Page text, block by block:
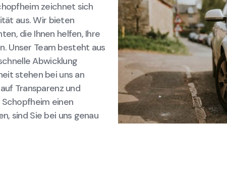
zeichnet sich
aus. Wir bieten
die Ihnen helfen, Ihre
Unser Team besteht aus
Abwicklung
stehen bei uns an
Transparenz und
einen
sind Sie bei uns genau